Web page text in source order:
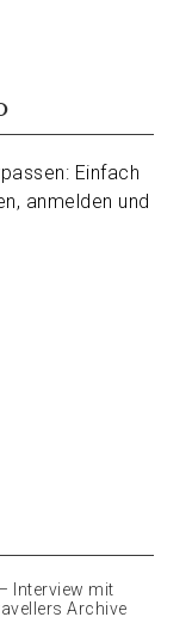
Einfach
anmelden und
Interview mit
Archive